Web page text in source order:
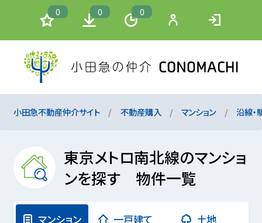
0 0 0
小田急不動産仲介サイト 不動産購入 マンション 沿線・
東京メトロ南北線のマンショ
ンを探す 物件一覧
マンション 一戸建て 土地